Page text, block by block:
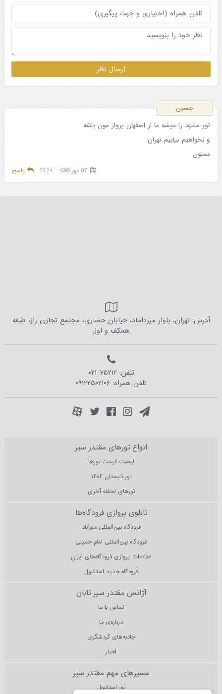
حسین
تور مشهد را میشه ما از اصفهان پرواز مون باشه
و نخواهیم بیاییم تهران
ممنون
07 مهر 1398 - 23:24 پاسخ
آدرس: تهران، بلوار میرداماد، خیابان حصاری، مجتمع تجاری راز، طبقه
همکف و اول
تلفن: ۰۲۱-۷۵۲۱۲
تلفن همراه: ۰۹۱۲۲۵۰۲۱۰۶
انواع تورهای مقتدر سیر
لیست قیمت تورها
تور تابستان ۱۴۰۴
تورهای لحظه آخری
تابلوی پروازی فرودگاه‌ها
فرودگاه بین‌المللی مهرآباد
فرودگاه بین‌المللی امام خمینی
اطلاعات پروازی فرودگاه‌های ایران
فرودگاه جدید استانبول
آژانس مقتدر سیر تابان
تماس با ما
درباره‌ی ما
جاذبه‌های گردشگری
اخبار
مسیرهای مهم مقتدر سیر
تور استانبول